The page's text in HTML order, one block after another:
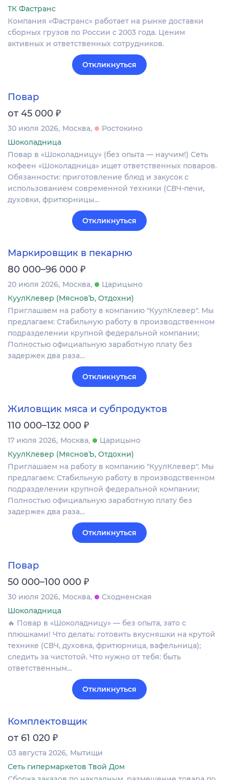
ТК Фастранс
Компания «Фастранс» работает на рынке доставки
сборных грузов по России с 2003 года. Ценим
активных и ответственных сотрудников.
Откликнуться
Повар
от 45 000 ₽
30 июля 2026 Москва
Ростокино
Шоколадница
Повар в «Шоколадницу» (без опыта — научим!) Сеть
кофеен «Шоколадница» ищет ответственных поваров.
Обязанности: приготовление блюд и закусок с
использованием современной техники (СВЧ‑печи,
духовки, фритюрницы…
Откликнуться
Маркировщик в пекарню
80 000–96 000 ₽
20 июля 2026 Москва
Царицыно
КуулКлевер (МясновЪ, Отдохни)
Приглашаем на работу в компанию "КуулКлевер". Мы
предлагаем: Стабильную работу в производственном
подразделении крупной федеральной компании;
Полностью официальную заработную плату без
задержек два раза…
Откликнуться
Жиловщик мяса и субпродуктов
110 000–132 000 ₽
17 июля 2026 Москва
Царицыно
КуулКлевер (МясновЪ, Отдохни)
Приглашаем на работу в компанию "КуулКлевер". Мы
предлагаем: Стабильную работу в производственном
подразделении крупной федеральной компании;
Полностью официальную заработную плату без
задержек два раза…
Откликнуться
Повар
50 000–100 000 ₽
30 июля 2026 Москва
Сходненская
Шоколадница
🔥 Повар в «Шоколадницу» — без опыта, зато с
плюшками! Что делать: готовить вкусняшки на крутой
технике (СВЧ, духовка, фритюрница, вафельница);
следить за чистотой. Что нужно от тебя: быть
ответственным…
Откликнуться
Комплектовщик
от 61 020 ₽
03 августа 2026 Мытищи
Сеть гипермаркетов Твой Дом